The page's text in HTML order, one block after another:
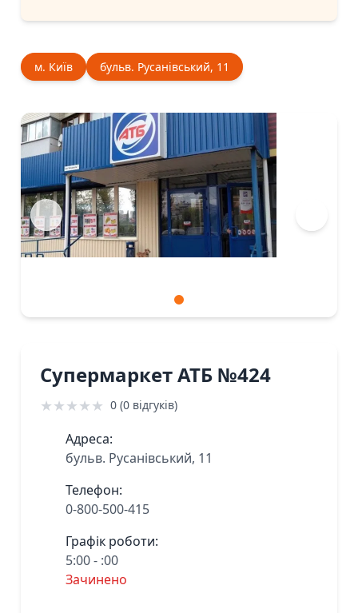
м. Київ бульв. Русанівський, 11
Супермаркет АТБ №424
★★★★★ 0 (0 відгуків)
Адреса:
бульв. Русанівський, 11
Телефон:
0-800-500-415
Графік роботи:
5:00 - :00
Зачинено